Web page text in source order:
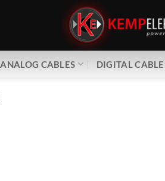
ANALOG CABLES DIGITAL